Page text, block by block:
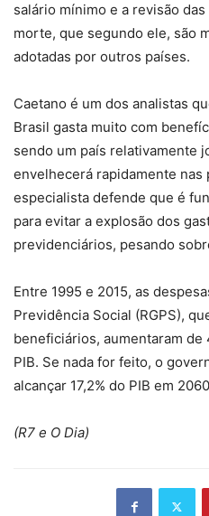
salário mínimo e a revisão
morte, que segundo ele, são
adotadas por outros países.
Caetano é um dos analistas
Brasil gasta muito com
sendo um país relativamente
envelhecerá rapidamente nas
especialista defende que é
para evitar a explosão dos
previdenciários, pesando
Entre 1995 e 2015, as
Previdência Social (RGPS),
beneficiários, aumentaram de
PIB. Se nada for feito, o
alcançar 17,2% do PIB em
(R7 e O Dia)